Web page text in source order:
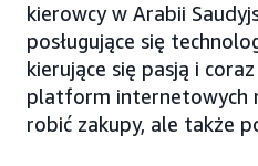
kierowcy w Arabii
posługujące się
kierujące się pasją i
platform internetowych
robić zakupy, ale także